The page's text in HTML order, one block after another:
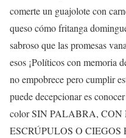
comerte un guajolote con
queso cómo fritanga
sabroso que las promesas
esos ¡Políticos con memoria
no empobrece pero cumplir
puede decepcionar es
color SIN PALABRA,
ESCRÚPULOS O